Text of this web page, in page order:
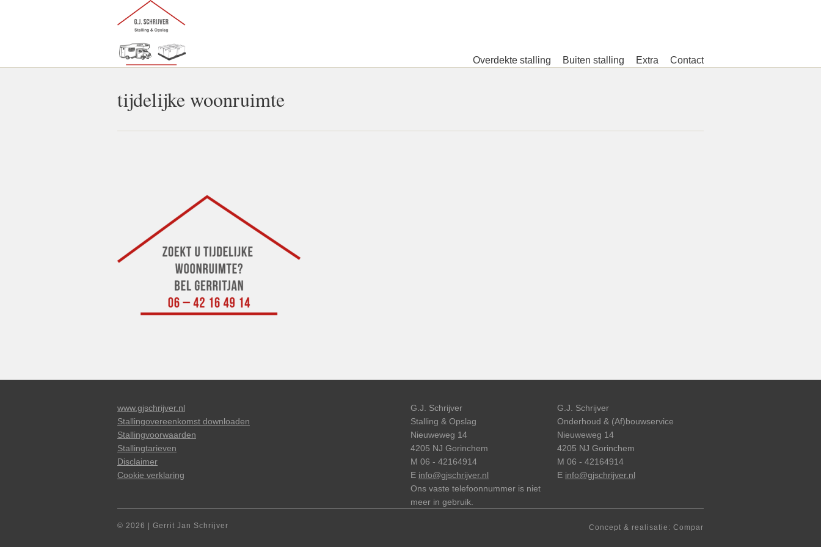
Overdekte stalling Buiten stalling Extra Contact
tijdelijke woonruimte
www.gjschrijver.nl
Stallingovereenkomst downloaden
Stallingvoorwaarden
Stallingtarieven
Disclaimer
Cookie verklaring
G.J. Schrijver
Stalling & Opslag
Nieuweweg 14
4205 NJ Gorinchem
M 06 - 42164914
E info@gjschrijver.nl
Ons vaste telefoonnummer is niet
meer in gebruik.
G.J. Schrijver
Onderhoud & (Af)bouwservice
Nieuweweg 14
4205 NJ Gorinchem
M 06 - 42164914
E info@gjschrijver.nl
© 2026 | Gerrit Jan Schrijver Concept & realisatie: Compar